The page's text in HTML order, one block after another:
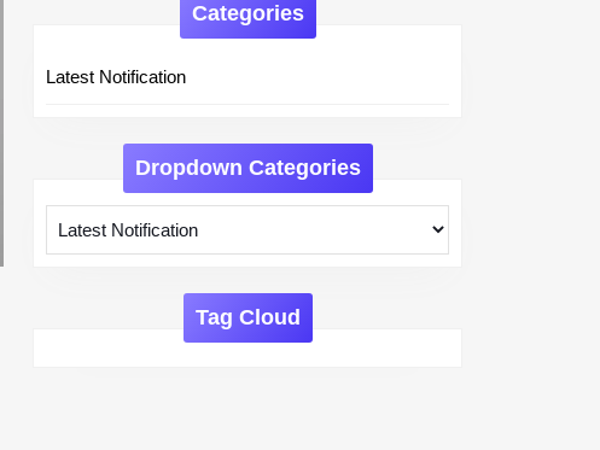
Categories
Latest Notification
Dropdown Categories
Tag Cloud